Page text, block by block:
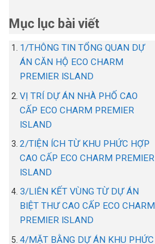
Mục lục bài viết
1/THÔNG TIN TỔNG QUAN DỰ
ÁN CĂN HỘ ECO CHARM
PREMIER ISLAND
VỊ TRÍ DỰ ÁN NHÀ PHỐ CAO
CẤP ECO CHARM PREMIER
ISLAND
2/TIỆN ÍCH TỪ KHU PHỨC HỢP
CAO CẤP ECO CHARM PREMIER
ISLAND
3/LIÊN KẾT VÙNG TỪ DỰ ÁN
BIỆT THƯ CAO CẤP ECO CHARM
PREMIER ISLAND
4/MẶT BẰNG DỰ ÁN KHU PHỨC